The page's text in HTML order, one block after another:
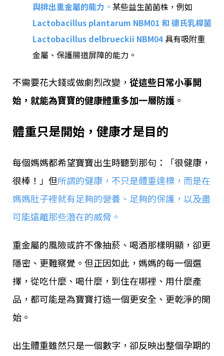
與排出重金屬的能力 。 某些益生菌菌株，例如
Lactobacillus plantarum NBM01 和 德氏乳桿菌
Lactobacillus delbrueckii NBM04 具有吸附重
金屬、保護腸道屏障的能力。
不需要花大錢或做劇烈改變， 從這些日常小事開
始，就能為寶寶的健康體重多加一層防護 。
體重只是開始，健康才是目的
每個媽媽都希望寶寶出生時聽到那句：「很健康，
很棒！」但所謂的健康，不只是體重達標，而是在
媽媽肚子裡就有足夠的營養、足夠的保護，以及盡
可能遠離那些潛在的威脅。
重金屬的風險或許不像抽菸、喝酒那樣明顯，卻更
隱密、更難察覺。但正因如此，媽媽的每一個選
擇，從吃什麼、喝什麼，到住在哪裡、用什麼產
品，都可能是為寶寶打造一個更安全、更乾淨的開
始。
出生體重雖然只是一個數字，卻反映出整個孕期的